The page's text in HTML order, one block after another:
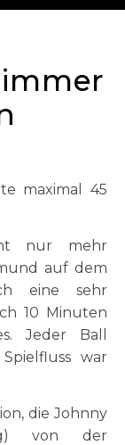
maximal 45
nur mehr
auf dem
eine sehr
10 Minuten
Jeder Ball
war
die Johnny
von der